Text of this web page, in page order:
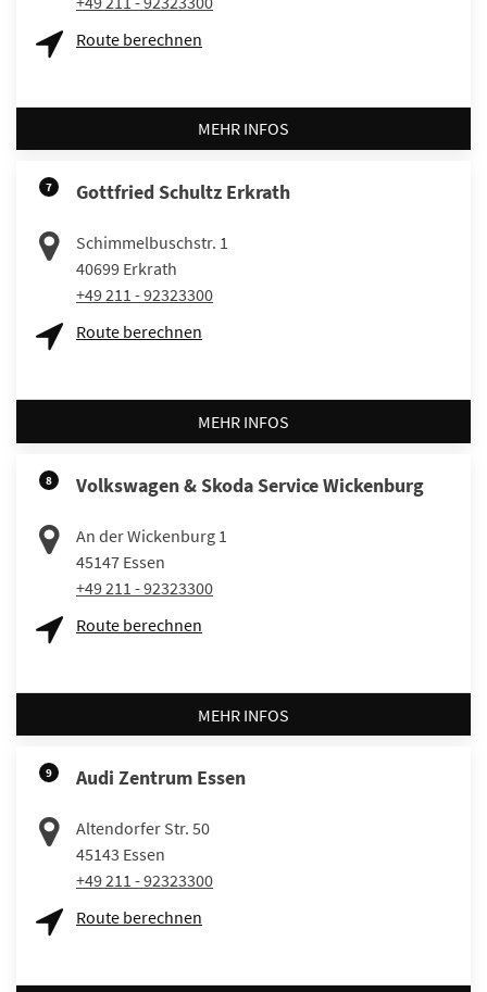
Route berechnen
MEHR INFOS
7 Gottfried Schultz Erkrath
Schimmelbuschstr. 1
40699 Erkrath
+49 211 - 92323300
Route berechnen
MEHR INFOS
8 Volkswagen & Skoda Service Wickenburg
An der Wickenburg 1
45147 Essen
+49 211 - 92323300
Route berechnen
MEHR INFOS
9 Audi Zentrum Essen
Altendorfer Str. 50
45143 Essen
+49 211 - 92323300
Route berechnen